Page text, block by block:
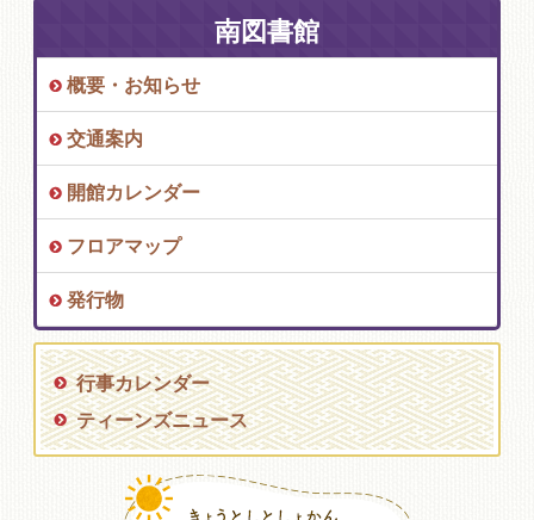
南図書館
概要・お知らせ
交通案内
開館カレンダー
フロアマップ
発行物
行事カレンダー
ティーンズニュース